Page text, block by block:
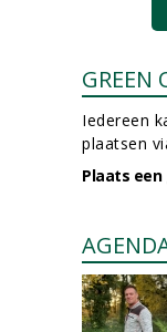
GREEN
Iedereen
plaatsen
Plaats